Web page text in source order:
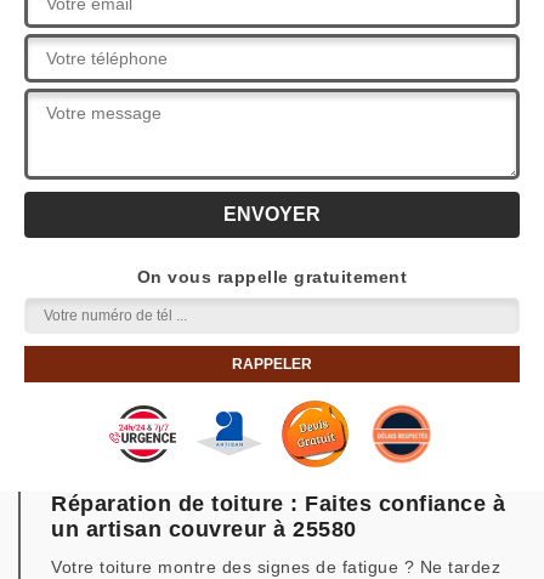
On vous rappelle gratuitement
Réparation de toiture : Faites confiance à
un artisan couvreur à 25580
Votre toiture montre des signes de fatigue ? Ne tardez